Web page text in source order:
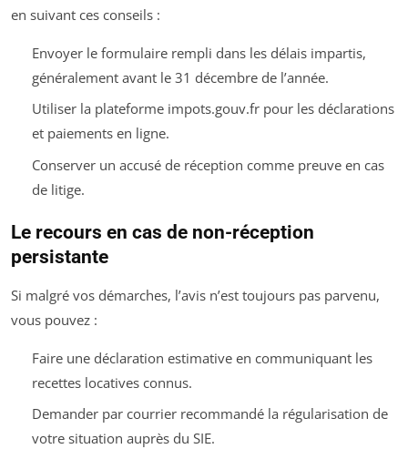
en suivant ces conseils :
Envoyer le formulaire rempli dans les délais impartis,
généralement avant le 31 décembre de l’année.
Utiliser la plateforme impots.gouv.fr pour les déclarations
et paiements en ligne.
Conserver un accusé de réception comme preuve en cas
de litige.
Le recours en cas de non-réception
persistante
Si malgré vos démarches, l’avis n’est toujours pas parvenu,
vous pouvez :
Faire une déclaration estimative en communiquant les
recettes locatives connus.
Demander par courrier recommandé la régularisation de
votre situation auprès du SIE.